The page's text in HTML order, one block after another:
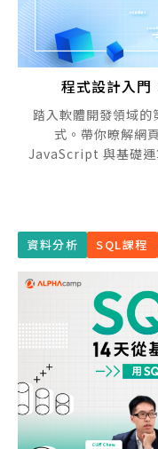
程式設計入門
踏入軟體開發領域的
式。帶你暸解網
JavaScript 與基礎運
資料分析 SQL課程